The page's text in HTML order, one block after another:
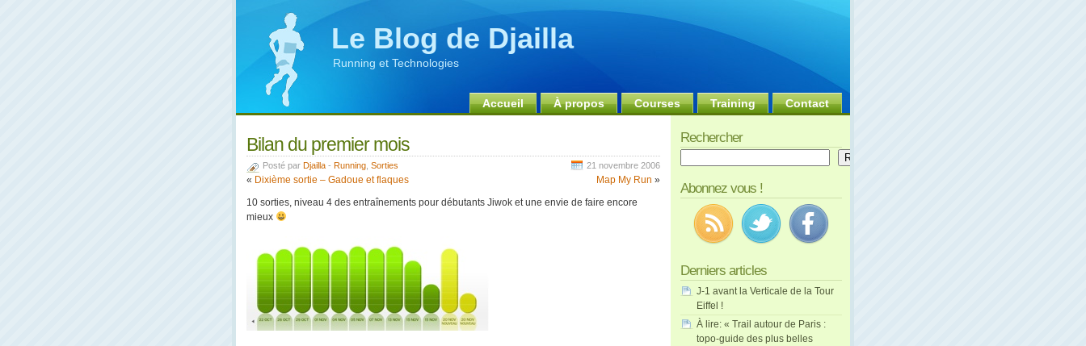
Le Blog de Djailla
Running et Technologies
Accueil À propos Courses Training Contact
Bilan du premier mois
Posté par Djailla - Running Sorties 21 novembre 2006
« Dixième sortie – Gadoue et flaques Map My Run »
10 sorties, niveau 4 des entraînements pour débutants Jiwok et une envie de faire encore
mieux
Rechercher
Rechercher
Abonnez vous !
Derniers articles
J-1 avant la Verticale de la Tour
Eiffel !
À lire: « Trail autour de Paris :
topo-guide des plus belles